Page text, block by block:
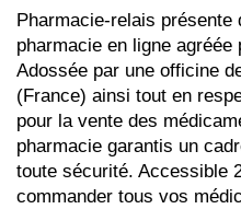
Pharmacie-relais présente
pharmacie en ligne agréée
Adossée par une officine
(France) ainsi tout en
pour la vente des
pharmacie garantis un
toute sécurité. Accessible
commander tous vos